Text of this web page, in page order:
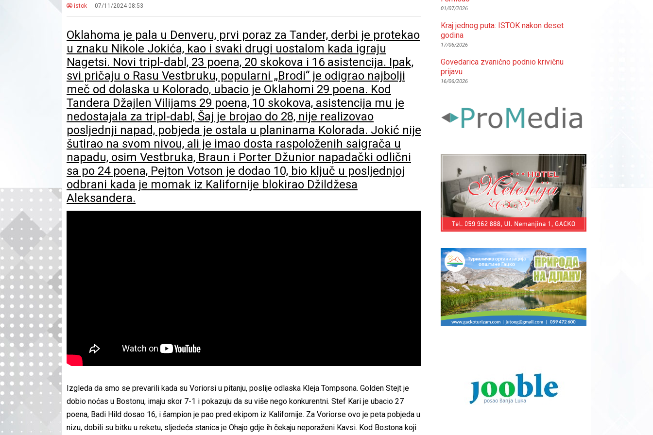
istok 07/11/2024 08:53
​Oklahoma je pala u Denveru, prvi poraz za Tander, derbi je protekao
u znaku Nikole Jokića, kao i svaki drugi uostalom kada igraju
Nagetsi. Novi tripl-dabl, 23 poena, 20 skokova i 16 asistencija. Ipak,
svi pričaju o Rasu Vestbruku, popularni „Brodi“ je odigrao najbolji
meč od dolaska u Kolorado, ubacio je Oklahomi 29 poena. Kod
Tandera Džajlen Vilijams 29 poena, 10 skokova, asistencija mu je
nedostajala za tripl-dabl, Šaj je brojao do 28, nije realizovao
posljednji napad, pobjeda je ostala u planinama Kolorada. Jokić nije
šutirao na svom nivou, ali je imao dosta raspoloženih saigrača u
napadu, osim Vestbruka, Braun i Porter Džunior napadački odlični
sa po 24 poena, Pejton Votson je dodao 10, bio ključ u posljednjoj
odbrani kada je momak iz Kalifornije blokirao Džildžesa
Aleksandera.
Izgleda da smo se prevarili kada su Voriorsi u pitanju, poslije odlaska Kleja Tompsona. Golden Stejt je
dobio noćas u Bostonu, imaju skor 7-1 i pokazuju da su više nego konkurentni. Stef Kari je ubacio 27
poena, Badi Hild dosao 16, i šampion je pao pred ekipom iz Kalifornije. Za Voriorse ovo je peta pobjeda u
nizu, dobili su bitku u reketu, sljedeća stanica je Ohajo gdje ih čekaju neporaženi Kavsi. Kod Bostona koji
01/07/2026
Kraj jednog puta: ISTOK nakon deset
godina
17/06/2026
Govedarica zvanično podnio krivičnu
prijavu
16/06/2026